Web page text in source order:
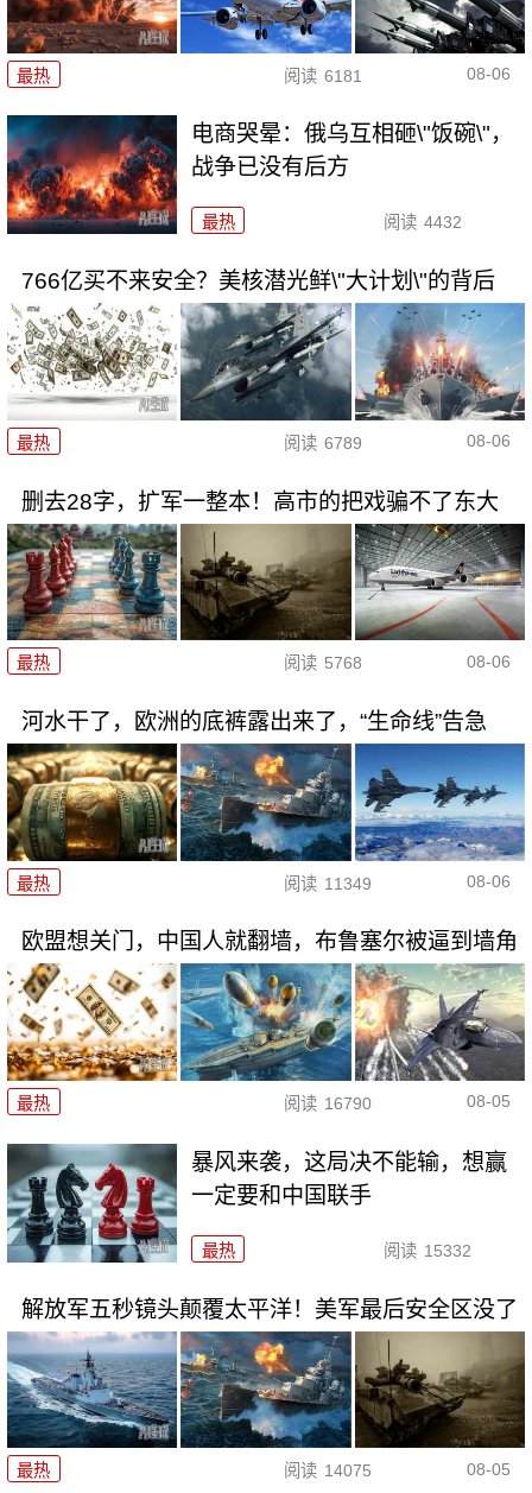
最热 阅读 6181 08-06
电商哭晕：俄乌互相砸\"饭碗\"，
战争已没有后方
最热 阅读 4432
766亿买不来安全？美核潜光鲜\"大计划\"的背后
最热 阅读 6789 08-06
删去28字，扩军一整本！高市的把戏骗不了东大
最热 阅读 5768 08-06
河水干了，欧洲的底裤露出来了，“生命线”告急
最热 阅读 11349 08-06
欧盟想关门，中国人就翻墙，布鲁塞尔被逼到墙角
最热 阅读 16790 08-05
暴风来袭，这局决不能输，想赢
一定要和中国联手
最热 阅读 15332
解放军五秒镜头颠覆太平洋！美军最后安全区没了
最热 阅读 14075 08-05